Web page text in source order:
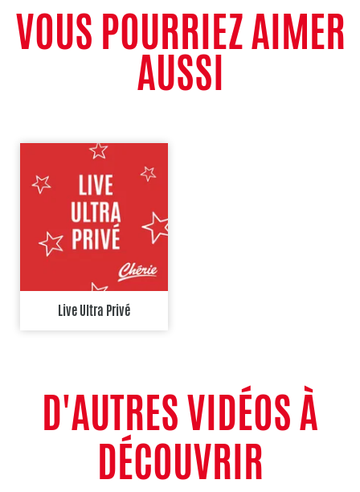
VOUS POURRIEZ AIMER
AUSSI
Live Ultra Privé
D'AUTRES VIDÉOS À
DÉCOUVRIR